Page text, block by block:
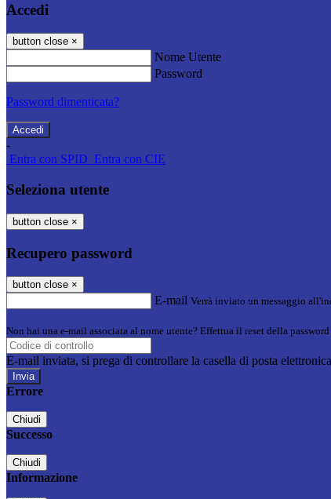
Accedi
button close ×
Nome Utente
Password
Password dimenticata?
-
Entra con SPID Entra con CIE
Seleziona utente
button close ×
Recupero password
button close ×
E-mail Verrà inviato un messaggio
Non hai una e-mail associata al nome utente? Effettua il reset della
E-mail inviata, si prega di controllare la casella di posta
Errore
Chiudi
Successo
Chiudi
Informazione